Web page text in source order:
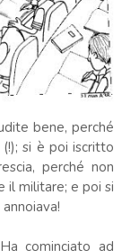
bene, perché
si è poi iscritto
perché non
il militare; e poi si
cominciato ad